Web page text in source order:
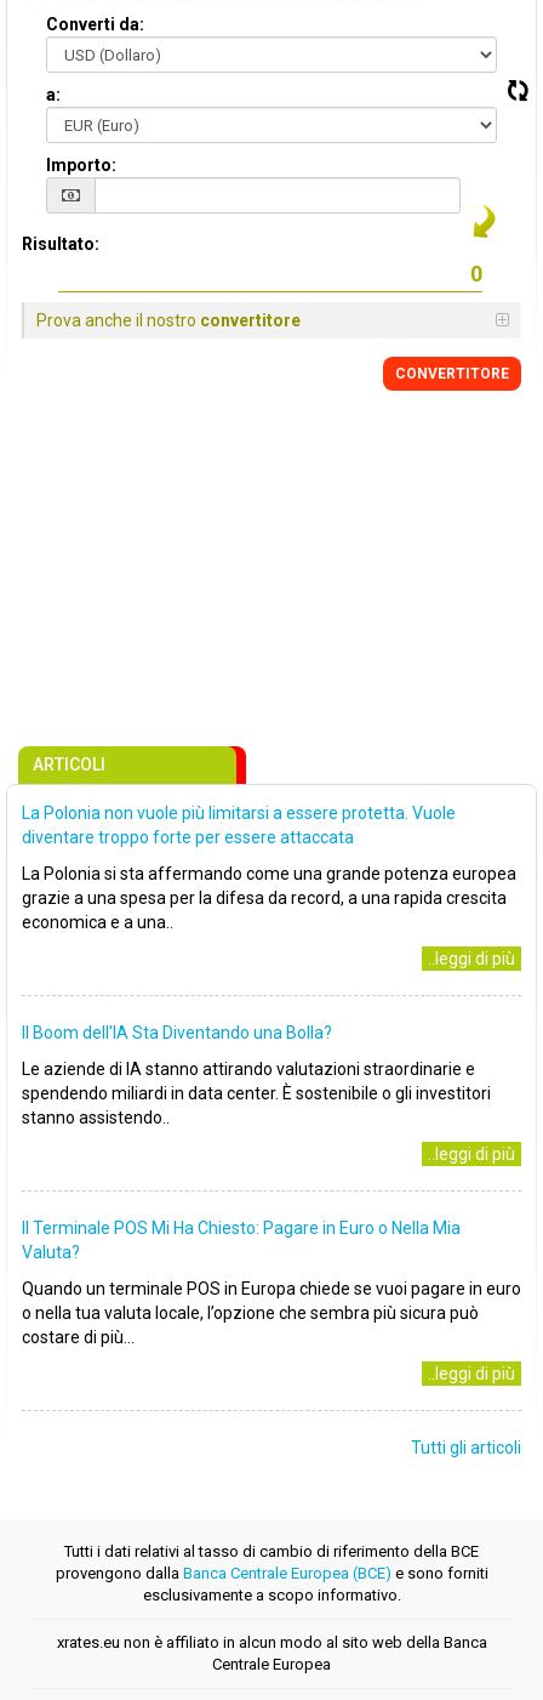
Converti da:
a:
Importo:
Risultato:
Prova anche il nostro convertitore
CONVERTITORE
ARTICOLI
La Polonia non vuole più limitarsi a essere protetta. Vuole
diventare troppo forte per essere attaccata
La Polonia si sta affermando come una grande potenza europea
grazie a una spesa per la difesa da record, a una rapida crescita
economica e a una..
..leggi di più
Il Boom dell'IA Sta Diventando una Bolla?
Le aziende di IA stanno attirando valutazioni straordinarie e
spendendo miliardi in data center. È sostenibile o gli investitori
stanno assistendo..
..leggi di più
Il Terminale POS Mi Ha Chiesto: Pagare in Euro o Nella Mia
Valuta?
Quando un terminale POS in Europa chiede se vuoi pagare in euro
o nella tua valuta locale, l’opzione che sembra più sicura può
costare di più...
..leggi di più
Tutti gli articoli
Tutti i dati relativi al tasso di cambio di riferimento della BCE
provengono dalla Banca Centrale Europea (BCE) e sono forniti
esclusivamente a scopo informativo.
xrates.eu non è affiliato in alcun modo al sito web della Banca
Centrale Europea